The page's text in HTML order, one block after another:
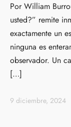
Por William
usted?” remite
exactamente un
ninguna es
observador. Un
[…]
9 diciembre, 2024